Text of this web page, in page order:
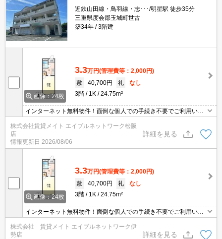
近鉄山田線・鳥羽線・志･･･/明星駅 徒歩35分
三重県度会郡玉城町世古
築34年
3階建
画像：24枚
3.3万円(管理費等：2,000円)
敷
40,700円 礼
なし
3階
1K 24.75m²
インターネット無料物件！面倒な個人での手続き不要でご利用いた
だけます♪私生活はもちろんテレワーク勤務の方にもおすすめですよ
♪ エアコン付きのお部屋で毎日快適♪
株式会社賃貸メイト エイブルネットワーク松阪
店
情報更新日 2026/08/06
詳細を見る
画像：24枚
3.3万円(管理費等：2,000円)
敷
40,700円 礼
なし
3階
1K 24.75m²
インターネット無料物件！面倒な個人での手続き不要でご利用いた
だけます♪私生活はもちろんテレワーク勤務の方にもおすすめですよ
♪ エアコン付きのお部屋で毎日快適♪
株式会社 賃貸メイト エイブルネットワーク伊
勢店
詳細を見る